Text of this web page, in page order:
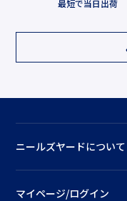
最短で当日出荷
ニールズヤードについて
マイページ/ログイン